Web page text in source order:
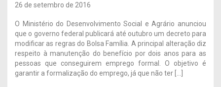
26 de setembro de 2016
O Ministério do Desenvolvimento Social e Agrário anunciou
que o governo federal publicará até outubro um decreto para
modificar as regras do Bolsa Família. A principal alteração diz
respeito à manutenção do benefício por dois anos para as
pessoas que conseguirem emprego formal. O objetivo é
garantir a formalização do emprego, já que não ter […]